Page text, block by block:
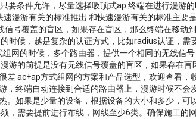
条件允许，尽量选择吸顶式ap 终端在进行漫游
漫游有关的标准推出 和快速漫游有关的标准主要
号覆盖的盲区，如果存在盲区，那么终端在移动
时候，越是复杂的认证方式，比如radius认证，
网的时候，多个路由器，提供一个相同的无线信
游的前提是没有无线信号覆盖的盲区，如果存在
ac+ap方式组网的方案和产品选型，欢迎查看
终端自动连接到合适的路由器上，漫游时候不
如果是少量的设备，根据设备的大小和多少，
，需要提前进行布线，网线至少6类。确保施工的